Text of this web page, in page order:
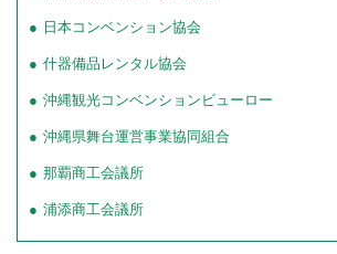
日本コンベンション協会
什器備品レンタル協会
沖縄観光コンベンションビューロー
沖縄県舞台運営事業協同組合
那覇商工会議所
浦添商工会議所